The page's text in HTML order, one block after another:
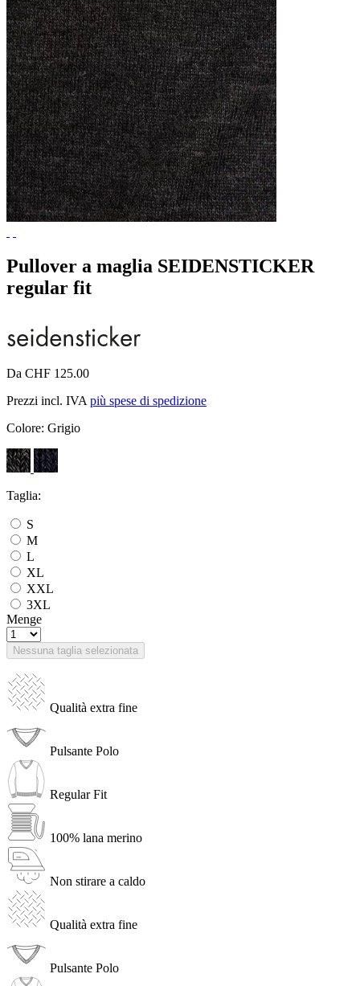
Pullover a maglia SEIDENSTICKER
regular fit
Da CHF 125.00
Prezzi incl. IVA più spese di spedizione
Colore: Grigio
Taglia:
S
M
L
XL
XXL
3XL
Menge
Nessuna taglia selezionata
Qualità extra fine
Pulsante Polo
Regular Fit
100% lana merino
Non stirare a caldo
Qualità extra fine
Pulsante Polo